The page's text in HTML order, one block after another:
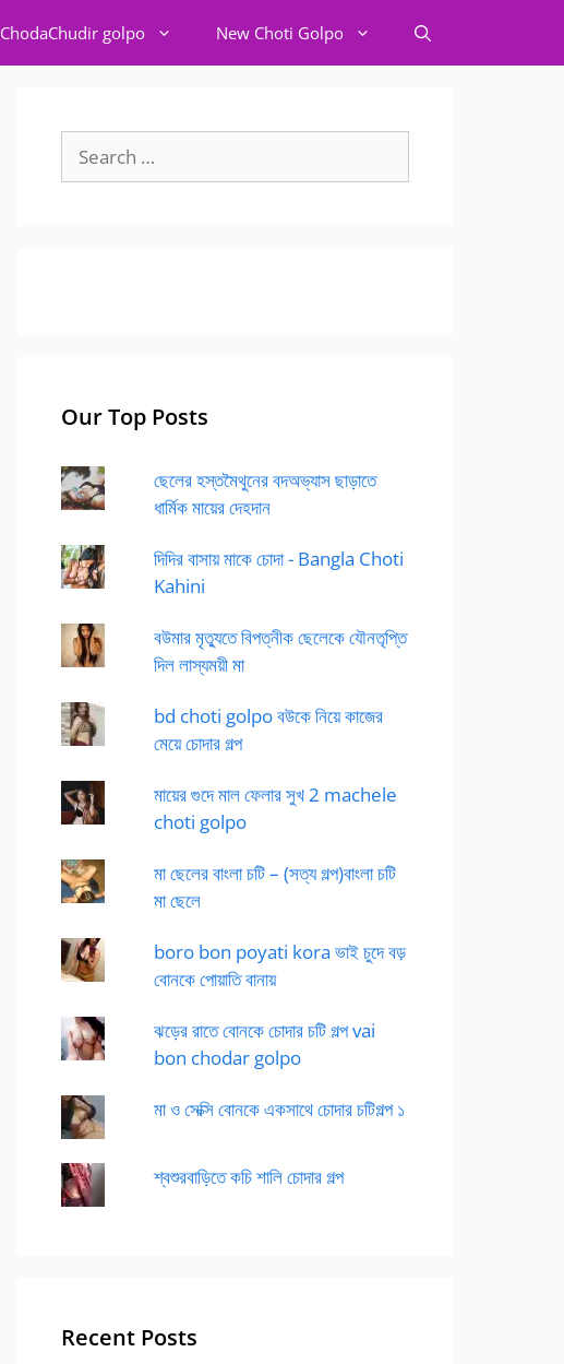
ChodaChudir golpo New Choti Golpo
for:
Our Top Posts
ছেলের হস্তমৈথুনের বদঅভ্যাস ছাড়াতে
ধার্মিক মায়ের দেহদান
দিদির বাসায় মাকে চোদা - Bangla Choti
Kahini
বউমার মৃত্যুতে বিপত্নীক ছেলেকে যৌনতৃপ্তি
দিল লাস্যময়ী মা
bd choti golpo বউকে নিয়ে কাজের
মেয়ে চোদার গল্প
মায়ের গুদে মাল ফেলার সুখ 2 machele
choti golpo
মা ছেলের বাংলা চটি – (সত্য গল্প)বাংলা চটি
মা ছেলে
boro bon poyati kora ভাই চুদে বড়
বোনকে পোয়াতি বানায়
ঝড়ের রাতে বোনকে চোদার চটি গল্প vai
bon chodar golpo
মা ও সেক্সি বোনকে একসাথে চোদার চটিগল্প ১
শ্বশুরবাড়িতে কচি শালি চোদার গল্প
Recent Posts